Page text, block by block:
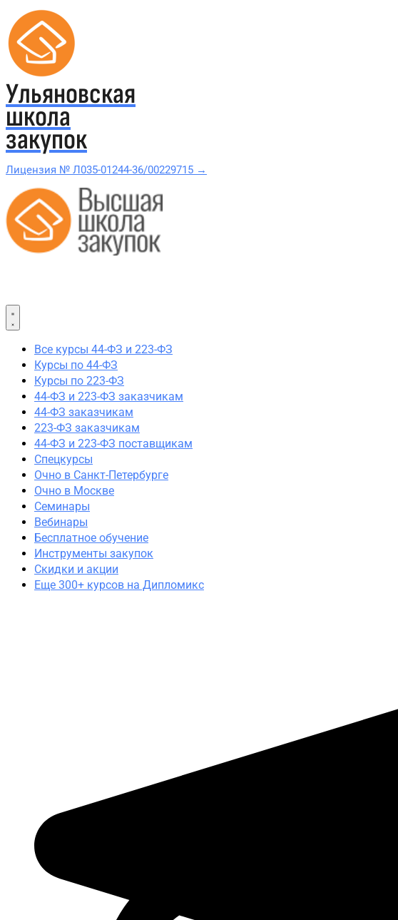
Ульяновская
школа
закупок
Лицензия № Л035-01244-36/00229715 →
Проверить в реестре Рособрнадзора →
223-ФЗ заказчикам
44-ФЗ и 223-ФЗ поставщикам
Очно в Москве
Очно в Санкт-Петербурге
Семинары
Вебинары
Спецкурсы
Скидки и акции
Все курсы 44-ФЗ и 223-ФЗ
Курсы по 44-ФЗ
Курсы по 223-ФЗ
44-ФЗ и 223-ФЗ заказчикам
44-ФЗ заказчикам
223-ФЗ заказчикам
44-ФЗ и 223-ФЗ поставщикам
Спецкурсы
Очно в Санкт-Петербурге
Очно в Москве
Семинары
Вебинары
Бесплатное обучение
Инструменты закупок
Скидки и акции
Еще 300+ курсов на Дипломикс